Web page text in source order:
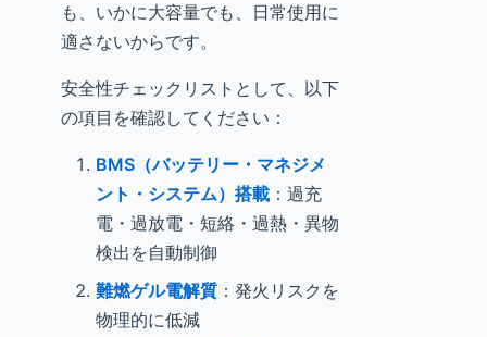
も、いかに大容量でも、日常使用に
適さないからです。
安全性チェックリストとして、以下
の項目を確認してください：
BMS（バッテリー・マネジメ
ント・システム）搭載 ：過充
電・過放電・短絡・過熱・異物
検出を自動制御
難燃ゲル電解質 ：発火リスクを
物理的に低減